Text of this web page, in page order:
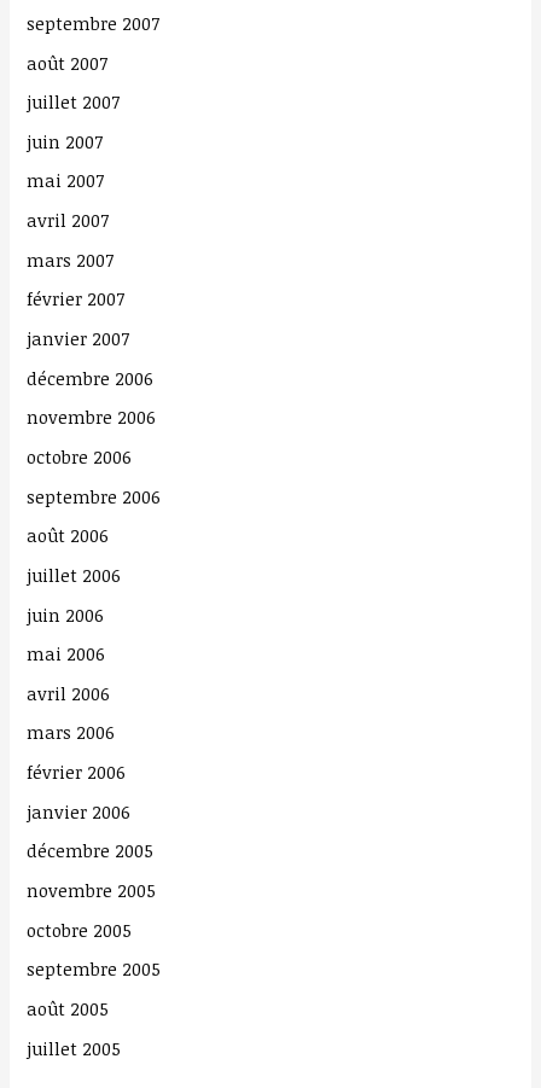
septembre 2007
août 2007
juillet 2007
juin 2007
mai 2007
avril 2007
mars 2007
février 2007
janvier 2007
décembre 2006
novembre 2006
octobre 2006
septembre 2006
août 2006
juillet 2006
juin 2006
mai 2006
avril 2006
mars 2006
février 2006
janvier 2006
décembre 2005
novembre 2005
octobre 2005
septembre 2005
août 2005
juillet 2005